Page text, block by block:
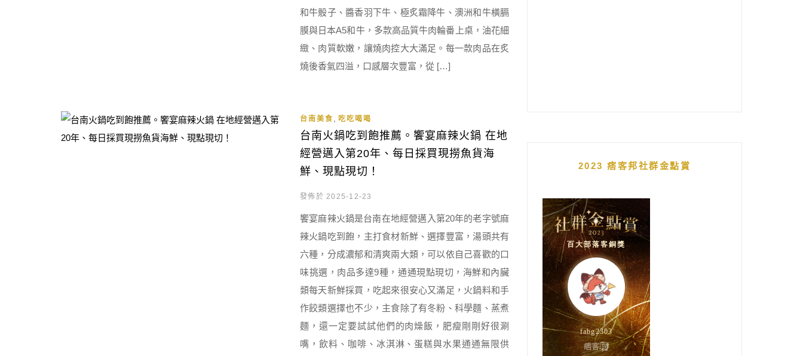
和牛骰子、醬香羽下牛、極炙霜降牛、澳洲和牛橫膈
膜與日本A5和牛，多款高品質牛肉輪番上桌，油花細
緻、肉質軟嫩，讓燒肉控大大滿足。每一款肉品在炙
燒後香氣四溢，口感層次豐富，從 […]
台南美食 吃吃喝喝
台南火鍋吃到飽推薦。饗宴麻辣火鍋 在地
經營邁入第20年、每日採買現撈魚貨海
鮮、現點現切！
發佈於 2025-12-23
饗宴麻辣火鍋是台南在地經營邁入第20年的老字號麻
辣火鍋吃到飽，主打食材新鮮、選擇豐富，湯頭共有
六種，分成濃郁和清爽兩大類，可以依自己喜歡的口
味挑選，肉品多達9種，通通現點現切，海鮮和內臟
類每天新鮮採買，吃起來很安心又滿足，火鍋料和手
作餃類選擇也不少，主食除了有冬粉、科學麵、蒸煮
麵，還一定要試試他們的肉燥飯，肥瘦剛剛好很涮
嘴，飲料、咖啡、冰淇淋、蛋糕與水果通通無限供
2023 痞客邦社群金點賞